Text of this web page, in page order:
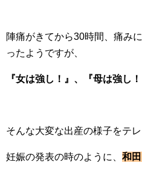
陣痛がきてから30時間、痛み
ったようですが、
『女は強し！』、『母は強し！
そんな大変な出産の様子をテ
妊娠の発表の時のように、 和